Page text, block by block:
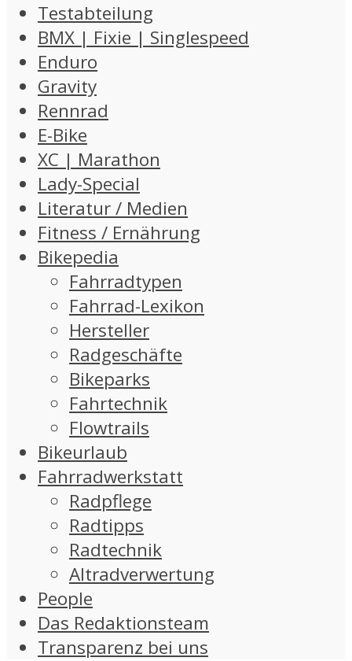
Testabteilung
BMX | Fixie | Singlespeed
Enduro
Gravity
Rennrad
E-Bike
XC | Marathon
Lady-Special
Literatur / Medien
Fitness / Ernährung
Bikepedia
Fahrradtypen
Fahrrad-Lexikon
Hersteller
Radgeschäfte
Bikeparks
Fahrtechnik
Flowtrails
Bikeurlaub
Fahrradwerkstatt
Radpflege
Radtipps
Radtechnik
Altradverwertung
People
Das Redaktionsteam
Transparenz bei uns